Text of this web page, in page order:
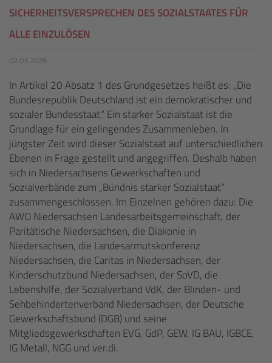
SICHERHEITSVERSPRECHEN DES SOZIALSTAATES FÜR
ALLE EINZULÖSEN
02.03.2026
In Artikel 20 Absatz 1 des Grundgesetzes heißt es: „Die
Bundesrepublik Deutschland ist ein demokratischer und
sozialer Bundesstaat.“ Ein starker Sozialstaat ist die
Grundlage für ein gelingendes Zusammenleben. In
jüngster Zeit wird dieser Sozialstaat auf unterschiedlichen
Ebenen in Frage gestellt und angegriffen. Deshalb haben
sich in Niedersachsens Gewerkschaften und
Sozialverbände zum „Bündnis starker Sozialstaat“
zusammengeschlossen. Im Einzelnen gehören dazu: Die
AWO Niedersachsen Landesarbeitsgemeinschaft, der
Paritätische Niedersachsen, die Diakonie in
Niedersachsen, die Landesarmutskonferenz
Niedersachsen, die Caritas in Niedersachsen, der
Kinderschutzbund Niedersachsen, der SoVD, die
Lebenshilfe, der Sozialverband VdK, der Blinden- und
Sehbehindertenverband Niedersachsen, der Deutsche
Gewerkschaftsbund (DGB) und seine
Mitgliedsgewerkschaften EVG, GdP, GEW, IG BAU, IGBCE,
IG Metall, NGG und ver.di.